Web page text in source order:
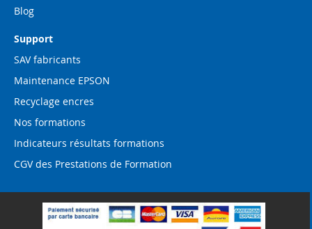
Blog
Support
SAV fabricants
Maintenance EPSON
Recyclage encres
Nos formations
Indicateurs résultats formations
CGV des Prestations de Formation